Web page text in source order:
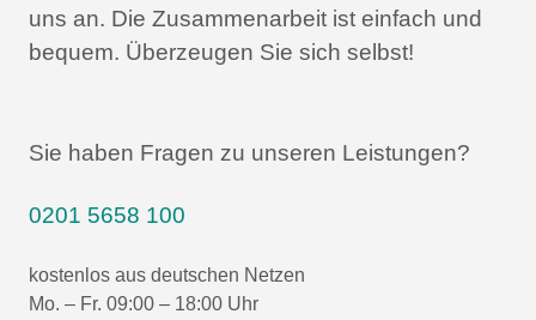
uns an. Die Zusammenarbeit ist einfach und
bequem. Überzeugen Sie sich selbst!
Sie haben Fragen zu unseren Leistungen?
0201 5658 100
kostenlos aus deutschen Netzen
Mo. – Fr. 09:00 – 18:00 Uhr